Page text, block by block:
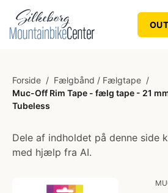
Forside / Fælgbånd / Fælgtape /
Muc-Off Rim Tape - fælg tape - 21
Tubeless
Dele af indholdet på denne side
med hjælp fra AI.